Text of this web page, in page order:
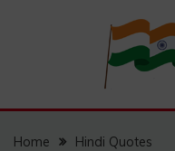
HIND
Status, Hindi
Home
Hindi Quotes